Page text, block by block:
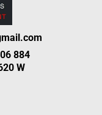
884
W